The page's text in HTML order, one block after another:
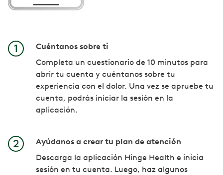
Cuéntanos sobre ti
Completa un cuestionario de 10 minutos para
abrir tu cuenta y cuéntanos sobre tu
experiencia con el dolor. Una vez se apruebe tu
cuenta, podrás iniciar la sesión en la
aplicación.
Ayúdanos a crear tu plan de atención
Descarga la aplicación Hinge Health e inicia
sesión en tu cuenta. Luego, haz algunos